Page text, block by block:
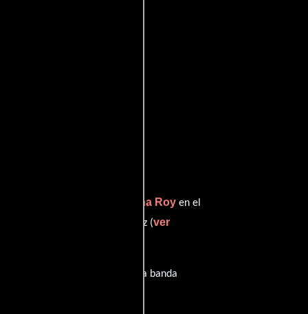
Reena Roy en el
el papel de Shehnaaz (ver
diálogos originales en
. La banda